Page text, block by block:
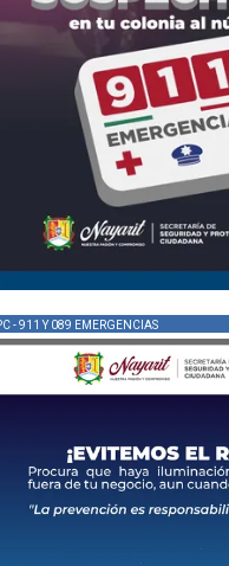
- 911 Y 089 EMERGENCIAS